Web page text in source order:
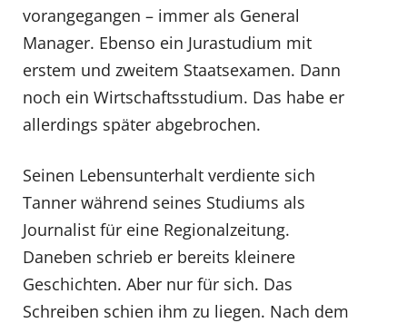
vorangegangen – immer als General
Manager. Ebenso ein Jurastudium mit
erstem und zweitem Staatsexamen. Dann
noch ein Wirtschaftsstudium. Das habe er
allerdings später abgebrochen.
Seinen Lebensunterhalt verdiente sich
Tanner während seines Studiums als
Journalist für eine Regionalzeitung.
Daneben schrieb er bereits kleinere
Geschichten. Aber nur für sich. Das
Schreiben schien ihm zu liegen. Nach dem